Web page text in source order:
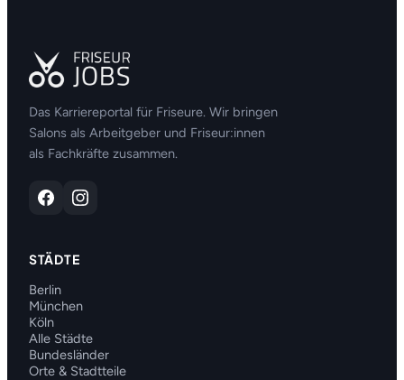
Das Karriereportal für Friseure. Wir bringen
Salons als Arbeitgeber und Friseur:innen
als Fachkräfte zusammen.
STÄDTE
Berlin
München
Köln
Alle Städte
Bundesländer
Orte & Stadtteile